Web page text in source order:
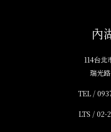
內
114台北
瑞光
TEL /
LTS / 02-